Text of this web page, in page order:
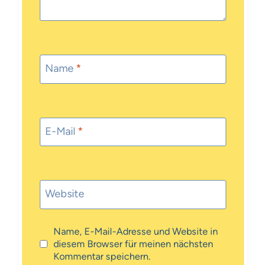
Name *
E-Mail *
Website
Name, E-Mail-Adresse und Website in
diesem Browser für meinen nächsten
Kommentar speichern.